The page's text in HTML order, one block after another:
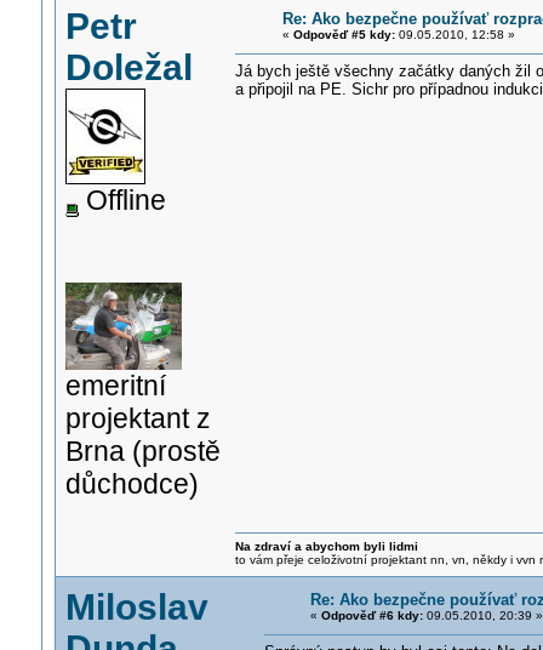
Petr
Doležal
Offline
emeritní
projektant z
Brna (prostě
důchodce)
Re: Ako bezpečne používať
« Odpověď #5 kdy:09.05.2010, 12:58 »
Já bych ještě všechny začátky daných žil
a připojil na PE. Sichr pro případnou
Na zdraví a abychom byli lidmi
to vám přeje celoživotní projektant nn, vn, někdy i vvn
Miloslav
Re: Ako bezpečne používať
« Odpověď #6 kdy:09.05.2010, 20:39 »